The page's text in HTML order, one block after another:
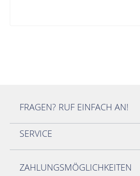
FRAGEN? RUF EINFACH AN!
SERVICE
ZAHLUNGSMÖGLICHKEITEN